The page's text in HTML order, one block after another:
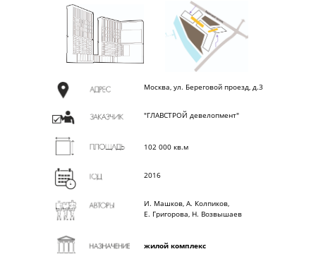
Москва, ул. Береговой проезд, д.3
"ГЛАВСТРОЙ девелопмент"
102 000 кв.м
2016
И. Машков, А. Колпиков,
Е. Григорова, Н. Возвышаев
жилой комплекс